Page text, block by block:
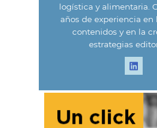
logística y alimentaria.
años de experiencia en
contenidos y en la
estrategias